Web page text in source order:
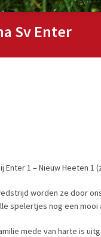
Sv Enter
Enter 1 – Nieuw Heeten 1
worden ze door
spelertjes nog een
mede van harte is